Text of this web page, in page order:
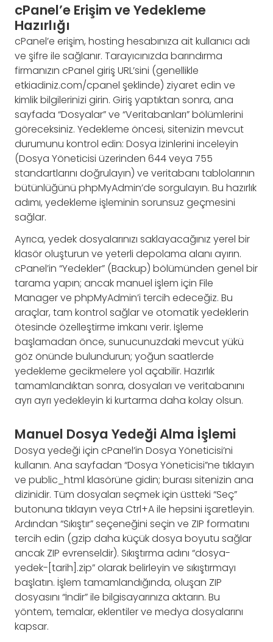
cPanel’e Erişim ve Yedekleme
Hazırlığı
cPanel’e erişim, hosting hesabınıza ait kullanıcı adı
ve şifre ile sağlanır. Tarayıcınızda barındırma
firmanızın cPanel giriş URL’sini (genellikle
etkiadiniz.com/cpanel şeklinde) ziyaret edin ve
kimlik bilgilerinizi girin. Giriş yaptıktan sonra, ana
sayfada “Dosyalar” ve “Veritabanları” bölümlerini
göreceksiniz. Yedekleme öncesi, sitenizin mevcut
durumunu kontrol edin: Dosya İzinlerini inceleyin
(Dosya Yöneticisi üzerinden 644 veya 755
standartlarını doğrulayın) ve veritabanı tablolarının
bütünlüğünü phpMyAdmin’de sorgulayın. Bu hazırlık
adımı, yedekleme işleminin sorunsuz geçmesini
sağlar.
Ayrıca, yedek dosyalarınızı saklayacağınız yerel bir
klasör oluşturun ve yeterli depolama alanı ayırın.
cPanel’in “Yedekler” (Backup) bölümünden genel bir
tarama yapın; ancak manuel işlem için File
Manager ve phpMyAdmin’i tercih edeceğiz. Bu
araçlar, tam kontrol sağlar ve otomatik yedeklerin
ötesinde özelleştirme imkanı verir. İşleme
başlamadan önce, sunucunuzdaki mevcut yükü
göz önünde bulundurun; yoğun saatlerde
yedekleme gecikmelere yol açabilir. Hazırlık
tamamlandıktan sonra, dosyaları ve veritabanını
ayrı ayrı yedekleyin ki kurtarma daha kolay olsun.
Manuel Dosya Yedeği Alma İşlemi
Dosya yedeği için cPanel’in Dosya Yöneticisi’ni
kullanın. Ana sayfadan “Dosya Yöneticisi”ne tıklayın
ve public_html klasörüne gidin; burası sitenizin ana
dizinidir. Tüm dosyaları seçmek için üstteki “Seç”
butonuna tıklayın veya Ctrl+A ile hepsini işaretleyin.
Ardından “Sıkıştır” seçeneğini seçin ve ZIP formatını
tercih edin (gzip daha küçük dosya boyutu sağlar
ancak ZIP evrenseldir). Sıkıştırma adını “dosya-
yedek-[tarih].zip” olarak belirleyin ve sıkıştırmayı
başlatın. İşlem tamamlandığında, oluşan ZIP
dosyasını “İndir” ile bilgisayarınıza aktarın. Bu
yöntem, temalar, eklentiler ve medya dosyalarını
kapsar.